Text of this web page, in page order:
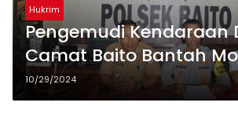
Hukrim
Pengemudi Kendaraan
Camat Baito Bantah
Ditembak Orang Tak
10/29/2024